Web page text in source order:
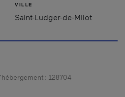
VILLE
Saint-Ludger-de-Milot
: 128704